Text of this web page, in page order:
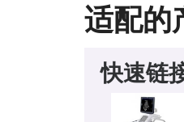
适配的
快速链